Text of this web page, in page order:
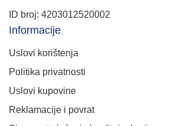
ID broj: 4203012520002
Informacije
Uslovi korištenja
Politika privatnosti
Uslovi kupovine
Reklamacije i povrat